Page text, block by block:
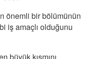
önemli bir bölümünün
iş amaçlı olduğunu